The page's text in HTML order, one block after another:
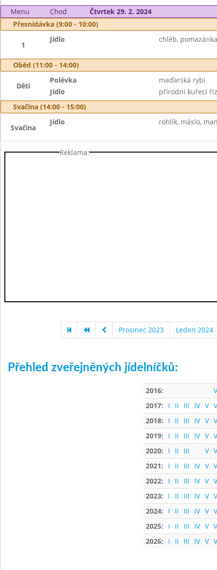
Menu Chod
Čtvrtek 29. 2. 2024
Přesnídávka (9:00 - 10:00)
1
Jídlo chléb,
Oběd (11:00 - 14:00)
Děti
Polévka
maďarská rybí
Jídlo
přírodní kuřecí
Svačina (14:00 - 15:00)
Svačina
Jídlo rohlík, máslo,
Reklama:
Prosinec 2023 Leden 2024
Přehled zveřejněných jídelníčků:
2016:
2017:
I II III IV V
2018:
I II III IV V
2019:
I II III IV V
2020:
I II III V
2021:
I II III IV V
2022:
I II III IV V
2023:
I II III IV V
2024:
I II III IV V
2025:
I II III IV V
2026:
I II III IV V